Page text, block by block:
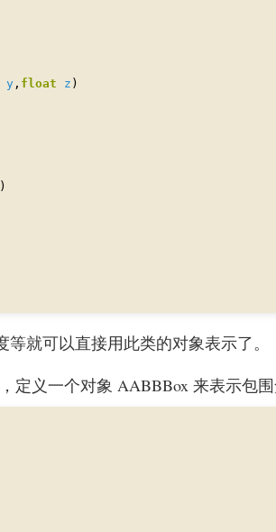
y , float z
就可以直接用此类的对象表示了。
定义一个对象 AABBBox 来表示包